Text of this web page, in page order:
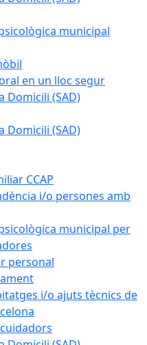
municipal
en un lloc segur
Domicili (SAD)
Domicili (SAD)
CCAP
i/o persones amb
municipal per
personal
i/o ajuts tècnics de